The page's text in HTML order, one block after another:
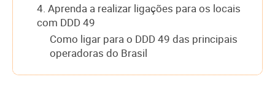
4. Aprenda a realizar ligações para os locais
com DDD 49
Como ligar para o DDD 49 das principais
operadoras do Brasil